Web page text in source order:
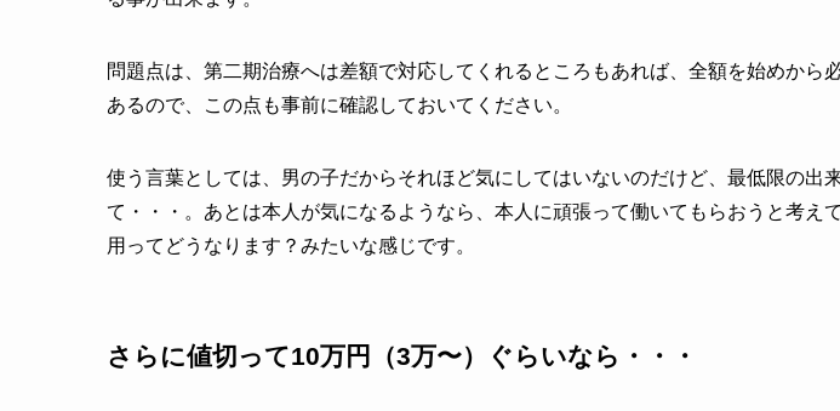
問題点は、第二期治療へは差額で対応してくれるところもあれば、全額を始めから
あるので、この点も事前に確認しておいてください。
使う言葉としては、男の子だからそれほど気にしてはいないのだけど、最低限の出
て・・・。あとは本人が気になるようなら、本人に頑張って働いてもらおうと考え
用ってどうなります？みたいな感じです。
さらに値切って10万円（3万〜）ぐらいなら・・・